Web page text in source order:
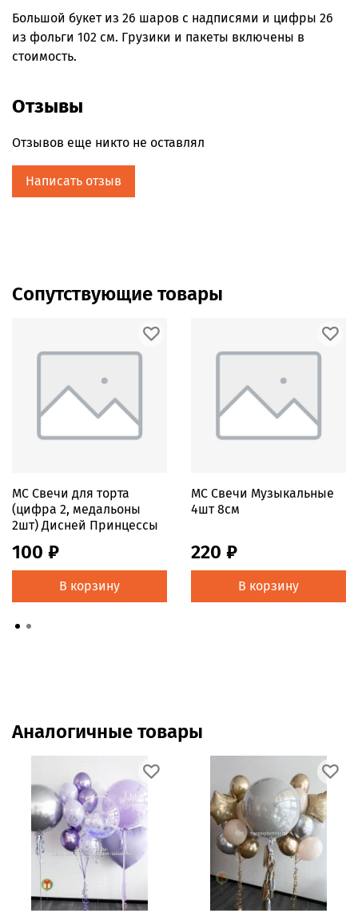
Большой букет из 26 шаров с надписями и цифры 26
из фольги 102 см. Грузики и пакеты включены в
стоимость.
Отзывы
Отзывов еще никто не оставлял
Написать отзыв
Сопутствующие товары
MС Свечи для торта
(цифра 2, медальоны
2шт) Дисней Принцессы
100 ₽
В корзину
MС Свечи Музыкальные
4шт 8см
220 ₽
В корзину
Аналогичные товары